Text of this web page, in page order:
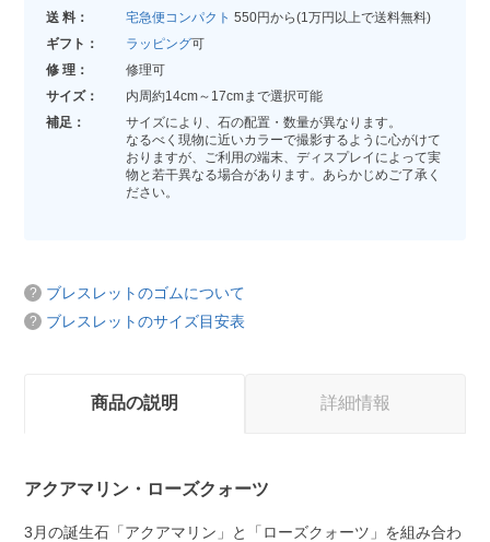
送 料：
宅急便コンパクト 550円から(1万円以上で送料無料)
ギフト：
ラッピング可
修 理：
修理可
サイズ：
内周約14cm～17cmまで選択可能
補足：
サイズにより、石の配置・数量が異なります。
なるべく現物に近いカラーで撮影するように心がけて
おりますが、ご利用の端末、ディスプレイによって実
物と若干異なる場合があります。あらかじめご了承く
ださい。
ブレスレットのゴムについて
ブレスレットのサイズ目安表
商品の説明 詳細情報
アクアマリン・ローズクォーツ
3月の誕生石「アクアマリン」と「ローズクォーツ」を組み合わ